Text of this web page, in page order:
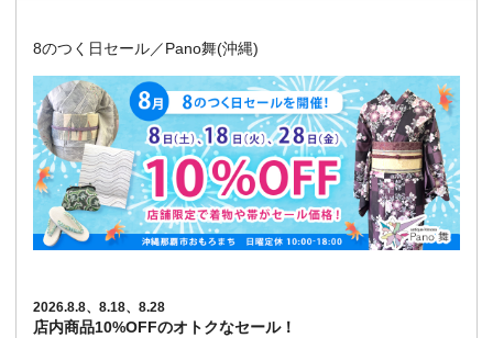
8のつく日セール／Pano舞(沖縄)
2026.8.8、8.18、8.28
店内商品10%OFFのオトクなセール！